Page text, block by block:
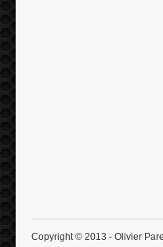
Copyright © 2013 - Olivier